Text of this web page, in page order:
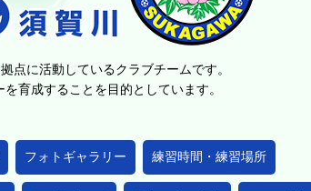
点に活動しているクラブチームです。
を育成することを目的としています。
フォトギャラリー 練習時間・練習場所